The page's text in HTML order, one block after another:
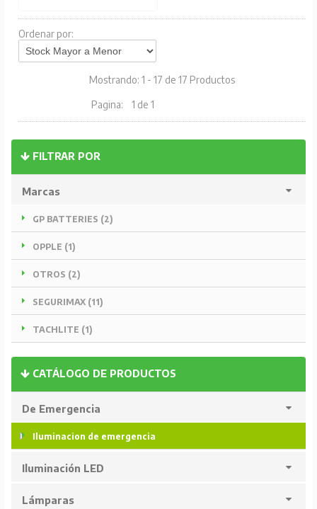
FILTRAR POR
Marcas
GP BATTERIES (2)
OPPLE (1)
OTROS (2)
SEGURIMAX (11)
TACHLITE (1)
CATÁLOGO DE PRODUCTOS
De Emergencia
Iluminacion de emergencia
Iluminación LED
Lámparas
Ordenar por:
Mostrando: 1 - 17 de 17 Productos
Pagina: 1 de 1